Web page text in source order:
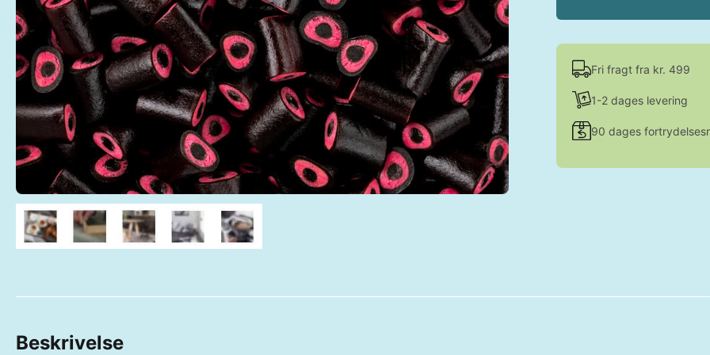
Fri fragt fra kr. 499
1-2 dages levering
90 dages
Beskrivelse